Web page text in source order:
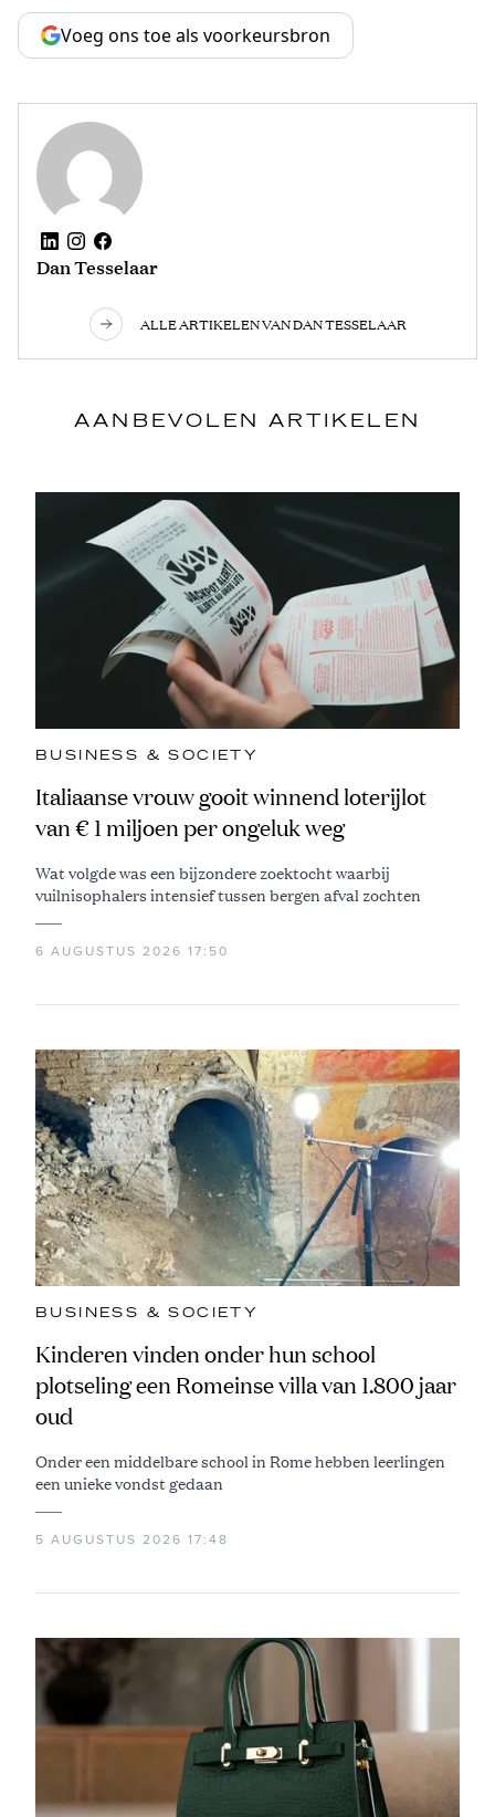
Voeg ons toe als voorkeursbron
Dan Tesselaar
ALLE ARTIKELEN VAN DAN TESSELAAR
AANBEVOLEN ARTIKELEN
BUSINESS & SOCIETY
Italiaanse vrouw gooit winnend loterijlot
van € 1 miljoen per ongeluk weg
Wat volgde was een bijzondere zoektocht waarbij
vuilnisophalers intensief tussen bergen afval zochten
6 AUGUSTUS 2026 17:50
BUSINESS & SOCIETY
Kinderen vinden onder hun school
plotseling een Romeinse villa van 1.800 jaar
oud
Onder een middelbare school in Rome hebben leerlingen
een unieke vondst gedaan
5 AUGUSTUS 2026 17:48